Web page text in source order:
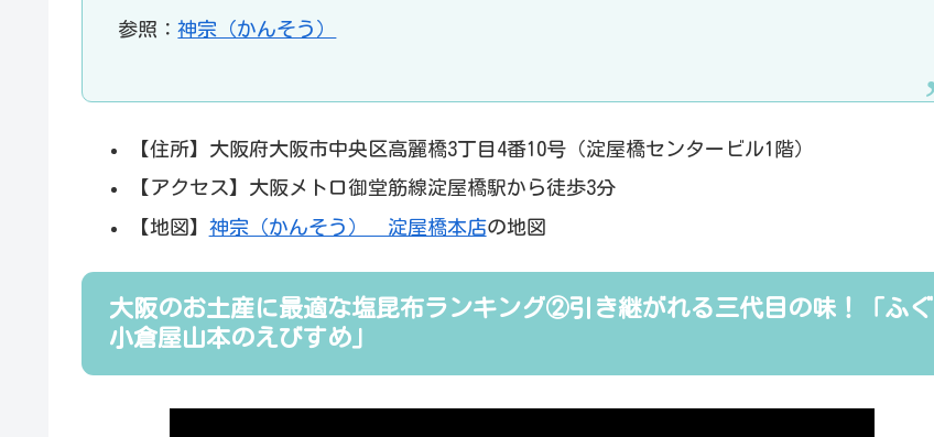
参照：神宗（かんそう）
【住所】大阪府大阪市中央区高麗橋3丁目4番10号（淀屋橋センタービル1階）
【アクセス】大阪メトロ御堂筋線淀屋橋駅から徒歩3分
【地図】 神宗（かんそう） 淀屋橋本店の地図
大阪のお土産に最適な塩昆布ランキング②引き継がれる三代目の味！「ふぐ
小倉屋山本のえびすめ」